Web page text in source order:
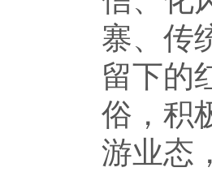
寨、传
留下的
俗，积
游业态